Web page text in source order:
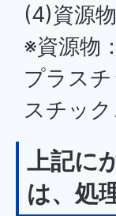
(4)資源物
※資源物
プラス
スチッ
上記に
は、処